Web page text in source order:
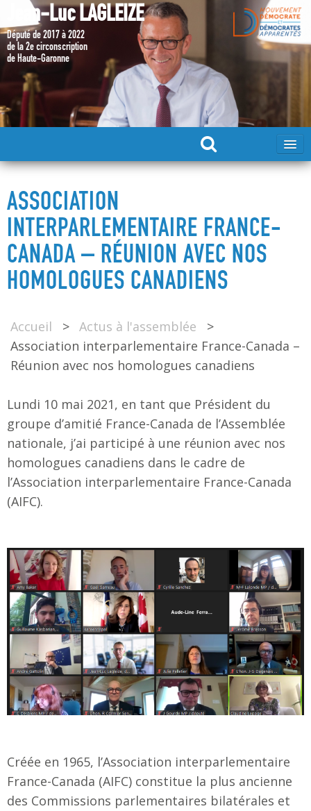
Jean-Luc LAGLEIZE
Député de 2017 à 2022
de la 2e circonscription
de Haute-Garonne
MA CANDIDATURE 2024
DÉPUTÉ 2017 – 2022
ASSOCIATION
INTERPARLEMENTAIRE FRANCE-
CANADA – RÉUNION AVEC NOS
HOMOLOGUES CANADIENS
Accueil > Actus à l'assemblée
>
Association interparlementaire France-Canada –
Réunion avec nos homologues canadiens
Lundi 10 mai 2021, en tant que Président du
groupe d’amitié France-Canada de l’Assemblée
nationale, j’ai participé à une réunion avec nos
homologues canadiens dans le cadre de
l’Association interparlementaire France-Canada
(AIFC).
Créée en 1965, l’Association interparlementaire
France-Canada (AIFC) constitue la plus ancienne
des Commissions parlementaires bilatérales et